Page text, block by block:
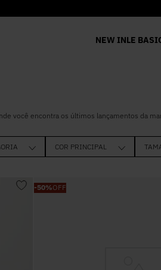
NEW INLE
você encontra os últimos lançamentos da
COR PRINCIPAL
PRETO
-50%OFF